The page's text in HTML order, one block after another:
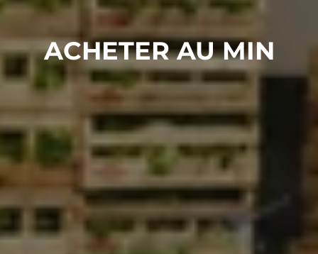
ACHETER AU MIN